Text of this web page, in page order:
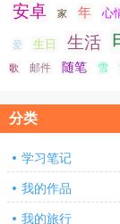
安卓 家 年 心
爱 生日 生活
歌 邮件 随笔 雪
分类
学习笔记
我的作品
我的旅行